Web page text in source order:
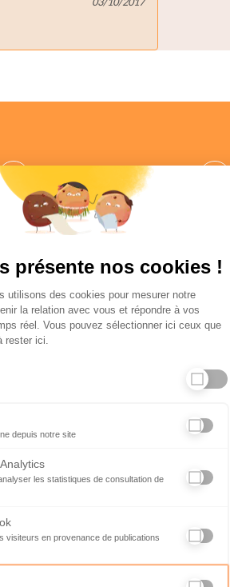
vérifié
des
Paiement sécurisé
Service client par
Du lundi au vendredi de 9h
nous
Suivez nous sur
Instagram
présente nos cookies !
utilisons des cookies pour mesurer notre
la relation avec vous et répondre à vos
réel. Vous pouvez sélectionner ici ceux que
rester ici.
depuis notre site
les statistiques de consultation de
visiteurs en provenance de publications
vous ne venez pas tous les jours sur notre